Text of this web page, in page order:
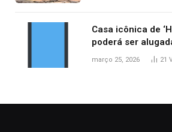
Casa icônica de
poderá ser
março 25, 2026 21